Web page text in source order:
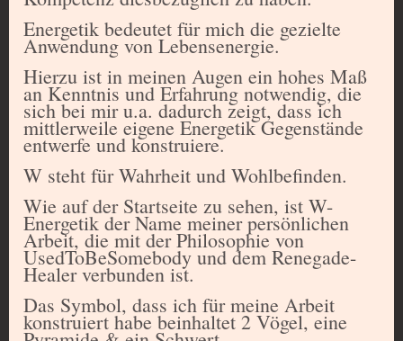
Energetik bedeutet für mich die gezielte
Anwendung von Lebensenergie.
Hierzu ist in meinen Augen ein hohes Maß
an Kenntnis und Erfahrung notwendig, die
sich bei mir u.a. dadurch zeigt, dass ich
mittlerweile eigene Energetik Gegenstände
entwerfe und konstruiere.
W steht für Wahrheit und Wohlbefinden.
Wie auf der Startseite zu sehen, ist W-
Energetik der Name meiner persönlichen
Arbeit, die mit der Philosophie von
UsedToBeSomebody und dem Renegade-
Healer verbunden ist.
Das Symbol, dass ich für meine Arbeit
konstruiert habe beinhaltet 2 Vögel, eine